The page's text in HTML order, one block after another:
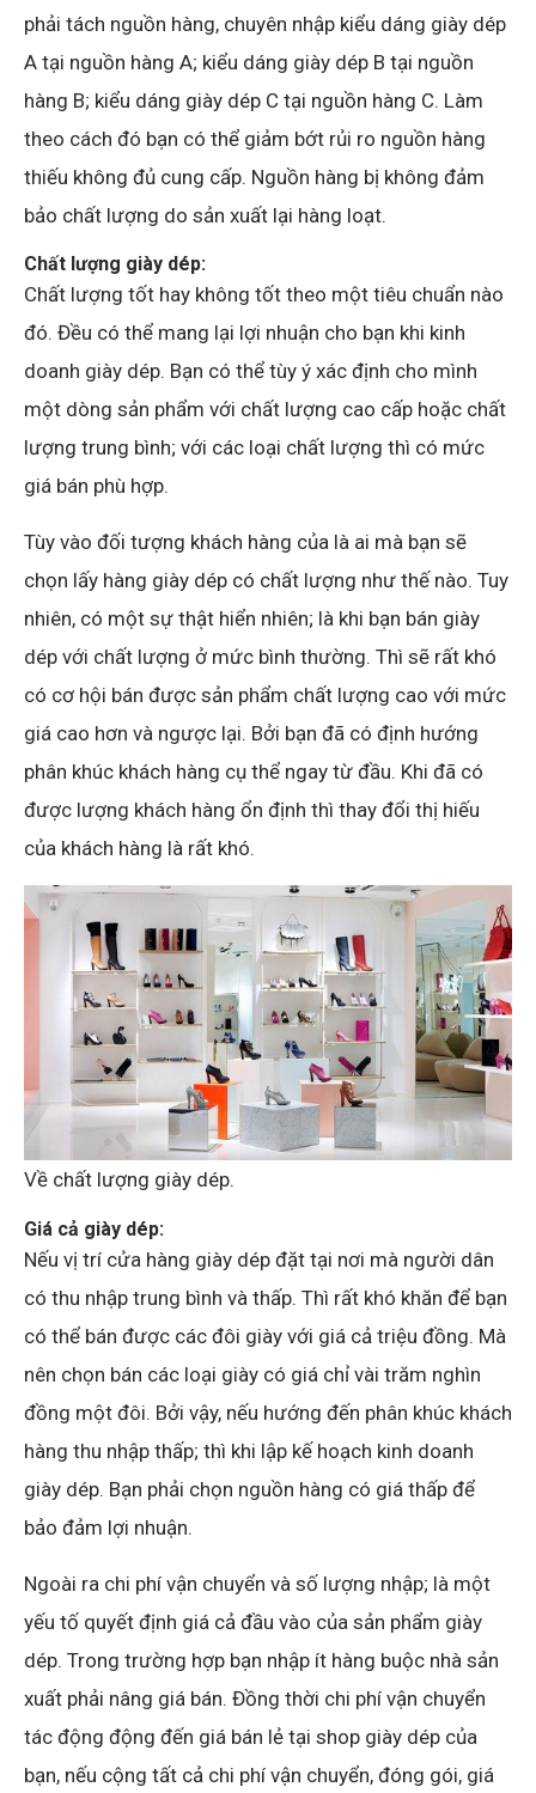
phải tách nguồn hàng, chuyên nhập kiểu dáng giày dép
A tại nguồn hàng A; kiểu dáng giày dép B tại nguồn
hàng B; kiểu dáng giày dép C tại nguồn hàng C. Làm
theo cách đó bạn có thể giảm bớt rủi ro nguồn hàng
thiếu không đủ cung cấp. Nguồn hàng bị không đảm
bảo chất lượng do sản xuất lại hàng loạt.
Chất lượng giày dép:
Chất lượng tốt hay không tốt theo một tiêu chuẩn nào
đó. Đều có thể mang lại lợi nhuận cho bạn khi kinh
doanh giày dép. Bạn có thể tùy ý xác định cho mình
một dòng sản phẩm với chất lượng cao cấp hoặc chất
lượng trung bình; với các loại chất lượng thì có mức
giá bán phù hợp.
Tùy vào đối tượng khách hàng của là ai mà bạn sẽ
chọn lấy hàng giày dép có chất lượng như thế nào. Tuy
nhiên, có một sự thật hiển nhiên; là khi bạn bán giày
dép với chất lượng ở mức bình thường. Thì sẽ rất khó
có cơ hội bán được sản phẩm chất lượng cao với mức
giá cao hơn và ngược lại. Bởi bạn đã có định hướng
phân khúc khách hàng cụ thể ngay từ đầu. Khi đã có
được lượng khách hàng ổn định thì thay đổi thị hiếu
của khách hàng là rất khó.
Về chất lượng giày dép.
Giá cả giày dép:
Nếu vị trí cửa hàng giày dép đặt tại nơi mà người dân
có thu nhập trung bình và thấp. Thì rất khó khăn để bạn
có thể bán được các đôi giày với giá cả triệu đồng. Mà
nên chọn bán các loại giày có giá chỉ vài trăm nghìn
đồng một đôi. Bởi vậy, nếu hướng đến phân khúc khách
hàng thu nhập thấp; thì khi lập kế hoạch kinh doanh
giày dép. Bạn phải chọn nguồn hàng có giá thấp để
bảo đảm lợi nhuận.
Ngoài ra chi phí vận chuyển và số lượng nhập; là một
yếu tố quyết định giá cả đầu vào của sản phẩm giày
dép. Trong trường hợp bạn nhập ít hàng buộc nhà sản
xuất phải nâng giá bán. Đồng thời chi phí vận chuyển
tác động động đến giá bán lẻ tại shop giày dép của
bạn, nếu cộng tất cả chi phí vận chuyển, đóng gói, giá